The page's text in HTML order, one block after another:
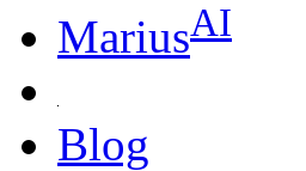
MariusAI
Blog